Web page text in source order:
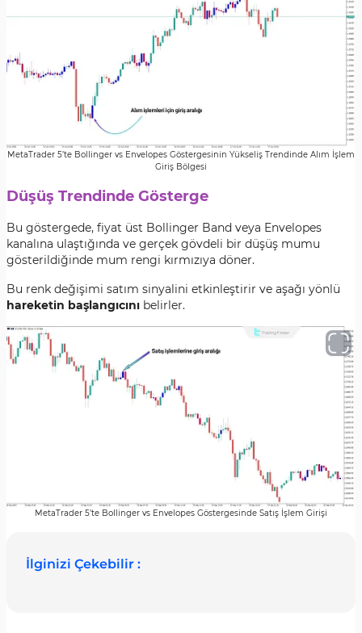
MetaTrader 5’te Bollinger vs Envelopes Göstergesinin Yükseliş Trendinde Alım İşlem
Giriş Bölgesi
Düşüş Trendinde Gösterge
Bu göstergede, fiyat üst Bollinger Band veya Envelopes
kanalına ulaştığında ve gerçek gövdeli bir düşüş mumu
gösterildiğinde mum rengi kırmızıya döner.
Bu renk değişimi satım sinyalini etkinleştirir ve aşağı yönlü
hareketin başlangıcını belirler.
MetaTrader 5’te Bollinger vs Envelopes Göstergesinde Satış İşlem Girişi
İlginizi Çekebilir :